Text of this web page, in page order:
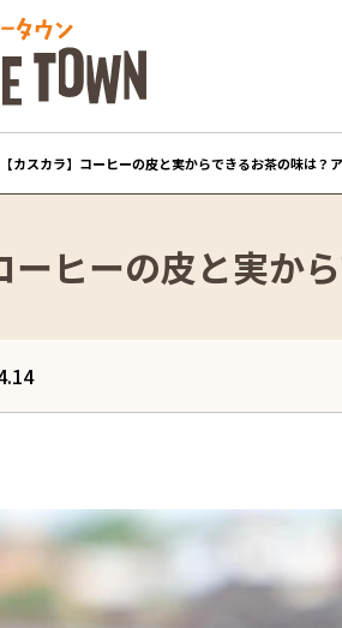
【カスカラ】コーヒーの皮と実からできるお茶の味は？
ーヒーの皮と実か